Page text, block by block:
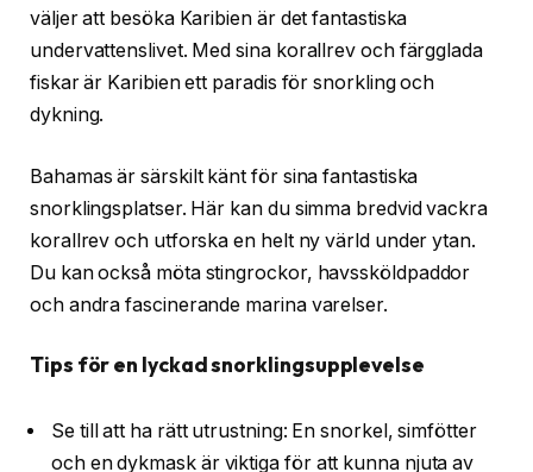
väljer att besöka Karibien är det fantastiska
undervattenslivet. Med sina korallrev och färgglada
fiskar är Karibien ett paradis för snorkling och
dykning.
Bahamas är särskilt känt för sina fantastiska
snorklingsplatser. Här kan du simma bredvid vackra
korallrev och utforska en helt ny värld under ytan.
Du kan också möta stingrockor, havssköldpaddor
och andra fascinerande marina varelser.
Tips för en lyckad snorklingsupplevelse
Se till att ha rätt utrustning: En snorkel, simfötter
och en dykmask är viktiga för att kunna njuta av